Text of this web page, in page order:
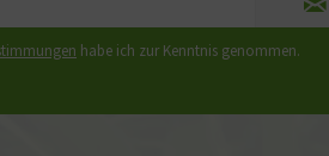
habe ich zur Kenntnis genommen.